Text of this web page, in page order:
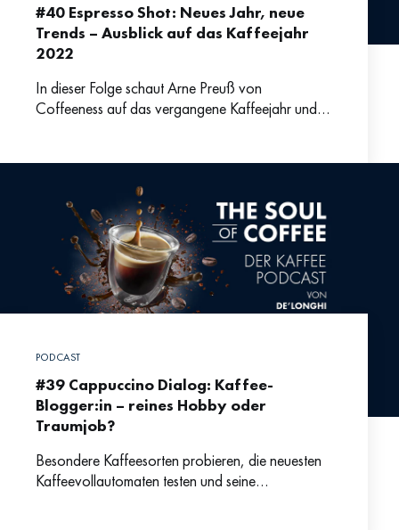
#40 Espresso Shot: Neues Jahr, neue
Trends – Ausblick auf das Kaffeejahr
2022
In dieser Folge schaut Arne Preuß von
Coffeeness auf das vergangene Kaffeejahr und
PODCAST
#39 Cappuccino Dialog: Kaffee-
Blogger:in – reines Hobby oder
Traumjob?
Besondere Kaffeesorten probieren, die neuesten
Kaffeevollautomaten testen und seine